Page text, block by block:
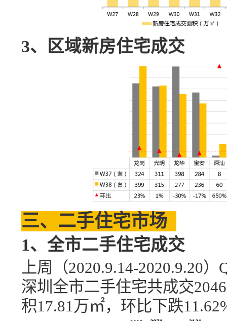
3、区域新房住宅成交
三、二手住宅市场
1、全市二手住宅成交
上周（2020.9.14-2020.9.20）
深圳全市二手住宅共成交2046
积17.81万㎡，环比下跌11.62